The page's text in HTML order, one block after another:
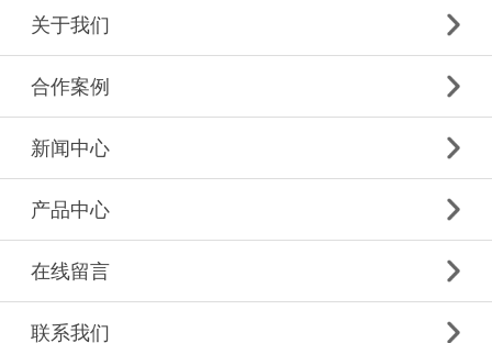
关于我们
合作案例
新闻中心
产品中心
在线留言
联系我们